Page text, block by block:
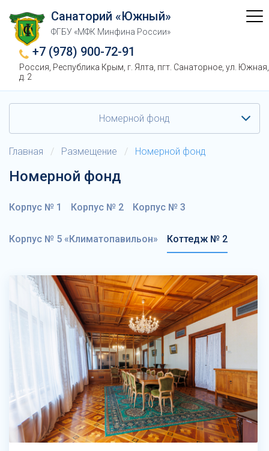
Санаторий «Южный»
ФГБУ «МФК Минфина России»
+7 (978) 900-72-91
Россия, Республика Крым, г. Ялта, пгт. Санаторное, ул. Южная,
д. 2
Номерной фонд
Главная / Размещение / Номерной фонд
Номерной фонд
Корпус № 1 Корпус № 2 Корпус № 3
Корпус № 5 «Климатопавильон» Коттедж № 2